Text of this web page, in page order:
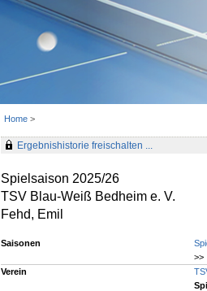
Home >
Ergebnishistorie freischalten ...
Spielsaison 2025/26
TSV Blau-Weiß Bedheim e. V.
Fehd, Emil
Saisonen
>>
Verein